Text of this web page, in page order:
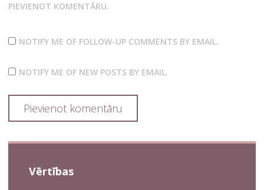
PIEVIENOT KOMENTĀRU.
NOTIFY ME OF FOLLOW-UP COMMENTS BY EMAIL.
NOTIFY ME OF NEW POSTS BY EMAIL.
Vērtības